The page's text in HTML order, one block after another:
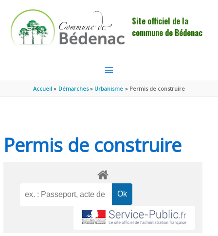
Site officiel de la
commune de Bédenac
MENU
PRINCIPAL
Accueil Démarches Urbanisme Permis de construire
Permis de construire